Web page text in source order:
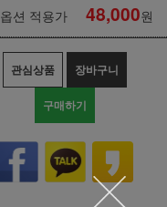
옵션 적용가 48,000원
관심상품 장바구니
구매하기